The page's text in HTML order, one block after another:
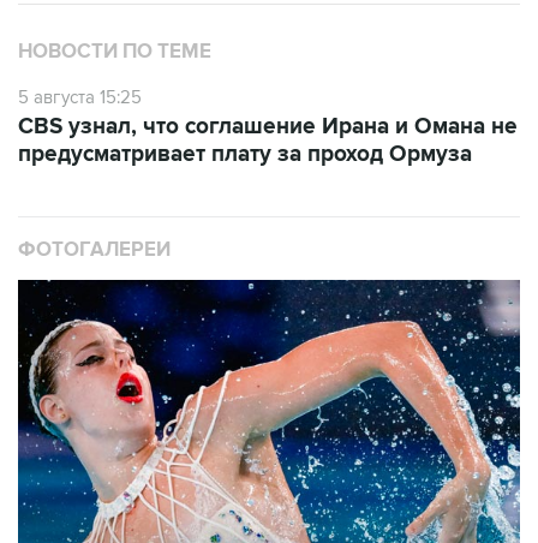
НОВОСТИ ПО ТЕМЕ
5 августа 15:25
CBS узнал, что соглашение Ирана и Омана не
предусматривает плату за проход Ормуза
ФОТОГАЛЕРЕИ